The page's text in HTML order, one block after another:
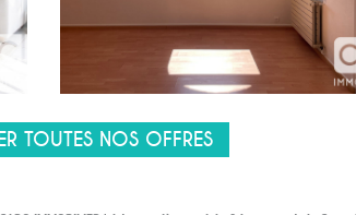
TOUTES NOS OFFRES